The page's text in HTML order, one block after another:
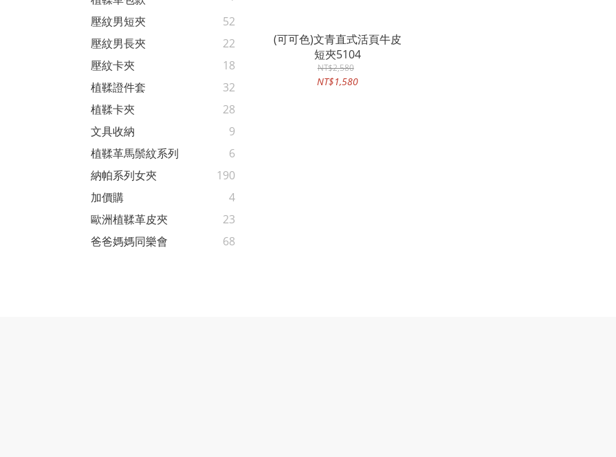
壓紋男短夾
52
壓紋男長夾
22
壓紋卡夾
18
植鞣證件套
32
植鞣卡夾
28
文具收納
9
植鞣革馬鬃紋系列
6
納帕系列女夾
190
加價購
4
歐洲植鞣革皮夾
23
爸爸媽媽同樂會
68
(可可色)文青直式活頁牛皮
短夾5104
NT$2,580
NT$1,580